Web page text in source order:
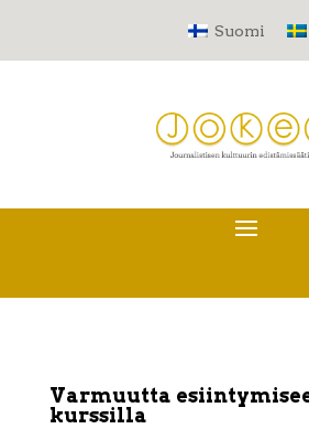
Suomi
Varmuutta
kurssilla